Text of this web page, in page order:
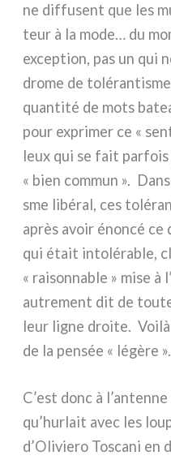
ne dif­fu­sent que les
teur à la mode… du
excep­tion, pas un qui
dro­me de
quan­ti­té de mots
pour expri­mer ce «
leux qui se fait par­fois
« bien com­mun ».
sme libé­ral, ces
après avoir énon­cé
qui était into­lé­ra­ble,
« rai­son­na­ble » mise à
autre­ment dit de
leur ligne droi­te.
de la pen­sée « légè­re ».
C’est donc à
qu’hurlait avec les
d’Oliviero Toscani en